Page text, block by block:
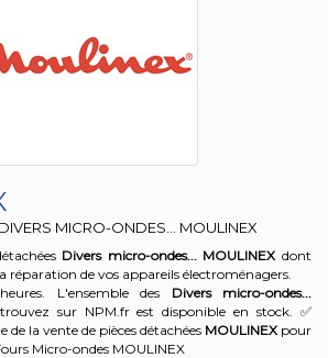
MICRO-ONDES... MOULINEX
Divers micro-ondes... MOULINEXdont
réparation de vos appareils électroménagers.
L'ensemble des Divers micro-ondes...
sur NPM.fr est disponible en stock. ✅
la vente de pièces détachées MOULINEXpour
Micro-ondes MOULINEX